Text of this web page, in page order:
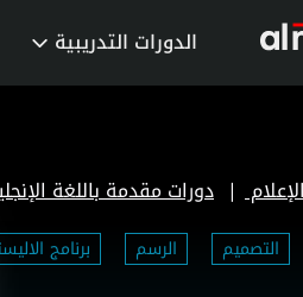
الدورات التدريبية
| دورات مقدمة باللغة
التصميم الرسم برنامج